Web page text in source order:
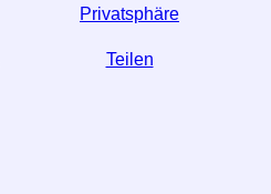
Privatsphäre
Teilen